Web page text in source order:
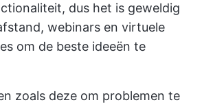
dus het is geweldig
webinars en virtuele
om de beste ideeën te
zoals deze om problemen te